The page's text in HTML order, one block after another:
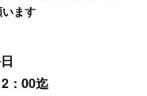
ます
：00迄